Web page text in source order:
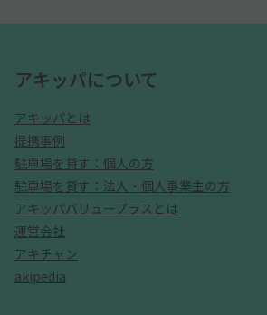
アキッパについて
アキッパとは
提携事例
駐車場を貸す：個人の方
駐車場を貸す：法人・個人事業主の方
アキッパバリュープラスとは
運営会社
アキチャン
akipedia